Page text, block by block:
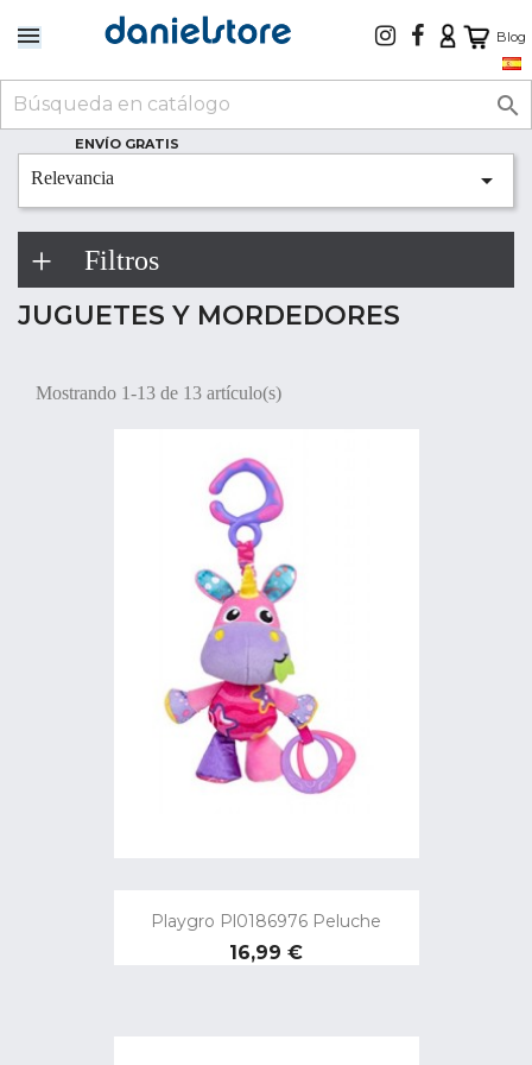
Blog

ENVÍO GRATIS
Relevancia 
Filtros
JUGUETES Y MORDEDORES
Mostrando 1-13 de 13 artículo(s)
Playgro Pl0186976 Peluche
Precio
16,99 €